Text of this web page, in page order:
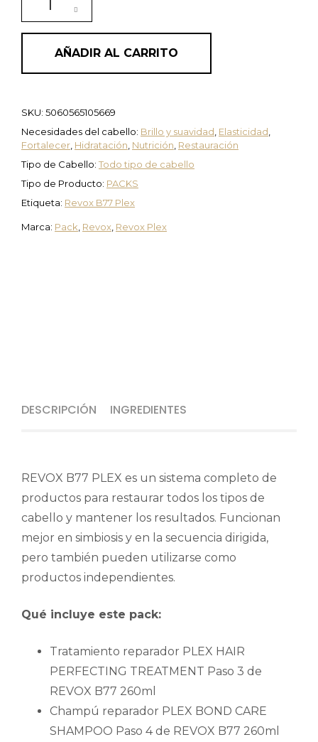
AÑADIR AL CARRITO
SKU: 5060565105669
Necesidades del cabello: Brillo y suavidad, Elasticidad,
Fortalecer, Hidratación, Nutrición, Restauración
Tipo de Cabello: Todo tipo de cabello
Tipo de Producto: PACKS
Etiqueta: Revox B77 Plex
Marca: Pack, Revox, Revox Plex
DESCRIPCIÓN INGREDIENTES
REVOX B77 PLEX es un sistema completo de
productos para restaurar todos los tipos de
cabello y mantener los resultados. Funcionan
mejor en simbiosis y en la secuencia dirigida,
pero también pueden utilizarse como
productos independientes.
Qué incluye este pack:
Tratamiento reparador PLEX HAIR
PERFECTING TREATMENT Paso 3 de
REVOX B77 260ml
Champú reparador PLEX BOND CARE
SHAMPOO Paso 4 de REVOX B77 260ml